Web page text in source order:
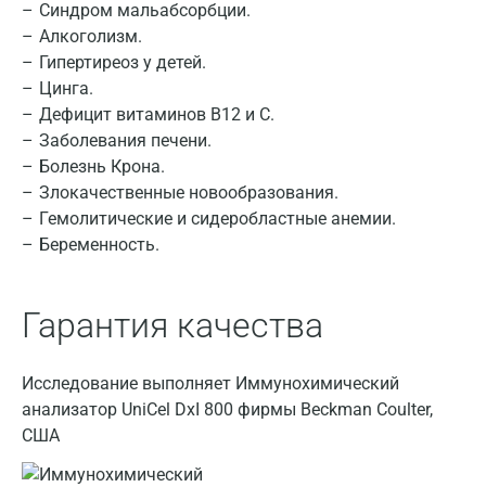
Синдром мальабсорбции.
Алкоголизм.
Гипертиреоз у детей.
Цинга.
Дефицит витаминов В12 и С.
Заболевания печени.
Болезнь Крона.
Злокачественные новообразования.
Гемолитические и сидеробластные анемии.
Беременность.
Гарантия качества
Исследование выполняет Иммунохимический
анализатор UniCel DxI 800 фирмы Beckman Coulter,
США
Казань
Альметьевск
Апрелевка
Армавир
Балашиха
Брянск
Великий Новгород
Видное